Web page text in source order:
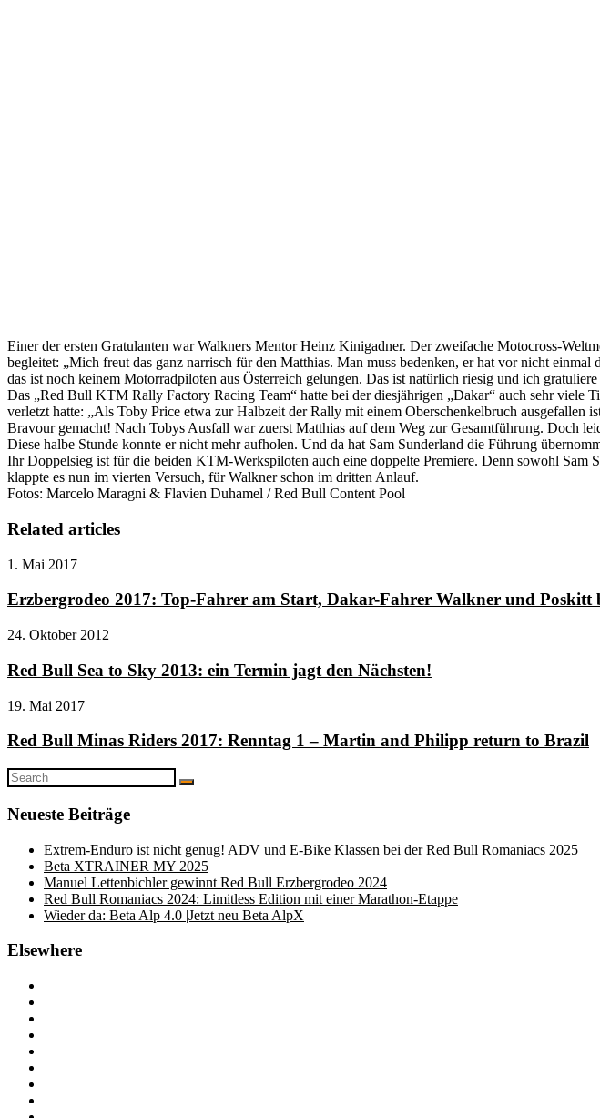
Einer der ersten Gratulanten war Walkners Mentor Heinz Kinigadner. Der zweifache Motocross-
begleitet: „Mich freut das ganz narrisch für den Matthias. Man muss bedenken, er hat vor nicht
das ist noch keinem Motorradpiloten aus Österreich gelungen. Das ist natürlich riesig und ich
Das „Red Bull KTM Rally Factory Racing Team“ hatte bei der diesjährigen „Dakar“ auch sehr viele
verletzt hatte: „Als Toby Price etwa zur Halbzeit der Rally mit einem Oberschenkelbruch ausgefallen
Bravour gemacht! Nach Tobys Ausfall war zuerst Matthias auf dem Weg zur Gesamtführung. Doch
Diese halbe Stunde konnte er nicht mehr aufholen. Und da hat Sam Sunderland die Führung
Ihr Doppelsieg ist für die beiden KTM-Werkspiloten auch eine doppelte Premiere. Denn sowohl Sam
klappte es nun im vierten Versuch, für Walkner schon im dritten Anlauf.
Fotos: Marcelo Maragni & Flavien Duhamel / Red Bull Content Pool
Related articles
1. Mai 2017
Erzbergrodeo 2017: Top-Fahrer am Start, Dakar-Fahrer Walkner und Poskitt
24. Oktober 2012
Red Bull Sea to Sky 2013: ein Termin jagt den Nächsten!
19. Mai 2017
Red Bull Minas Riders 2017: Renntag 1 – Martin and Philipp return to Brazil
Search
for:
Search
Neueste Beiträge
Extrem-Enduro ist nicht genug! ADV und E-Bike Klassen bei der Red Bull Romaniacs 2025
Beta XTRAINER MY 2025
Manuel Lettenbichler gewinnt Red Bull Erzbergrodeo 2024
Red Bull Romaniacs 2024: Limitless Edition mit einer Marathon-Etappe
Wieder da: Beta Alp 4.0 |Jetzt neu Beta AlpX
Elsewhere